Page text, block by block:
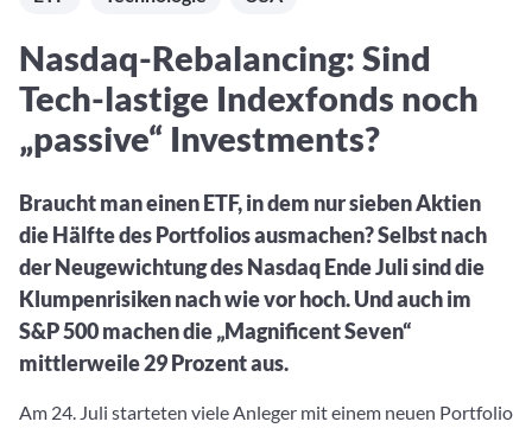
Fondswissen
Alles, was Sie zu Fonds und ETFs wissen müssen – so
investieren Sie richtig
Aktuelle Rankings und Beiträge zu den besten Fonds aus
2. Fonds auswählen
Fondsvergleich
Übersichtlich bis zu 10 Fonds aus über 35.000
Watchlist
Hier sind Ihre gemerkten Produkte und aktiven
Preis-/Performance-Alarme
3. Investieren
Eigene Portfolios und jene, denen Sie folgen
Finanzdienstleister
Informationen und Beiträge unserer Partner-
Finanzdienstleister
Community-Partner
Informationen und Beiträge unserer Community-
Webinar verpasst? Hier gibt es Aufnahmen unserer
Nasdaq-Rebalancing: Sind
Tech-lastige Indexfonds noch
„passive“ Investments?
Braucht man einen ETF, in dem nur sieben Aktien
die Hälfte des Portfolios ausmachen? Selbst nach
der Neugewichtung des Nasdaq Ende Juli sind die
Klumpenrisiken nach wie vor hoch. Und auch im
S&P 500 machen die „Magnificent Seven“
mittlerweile 29 Prozent aus.
Am 24. Juli starteten viele Anleger mit einem neuen Portfolio